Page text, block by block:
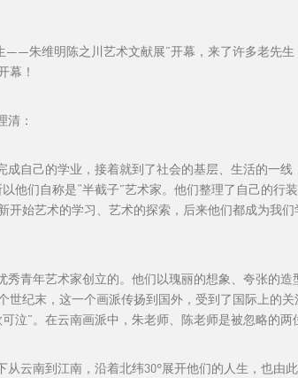
朱维明陈之川艺术文献展”开幕，来了许多老先
幕！
清：
自己的学业，接着就到了社会的基层、生活的一
他们自称是“半截子”艺术家。他们整理了自己的行
始艺术的学习、艺术的探索，后来他们都成为我
青年艺术家创立的。他们以瑰丽的想象、夸张的
纪末，这一个画派传扬到国外，受到了国际上的
泣”。在云南画派中，朱老师、陈老师是被忽略的两
云南到江南，沿着北纬30°展开他们的人生，也由